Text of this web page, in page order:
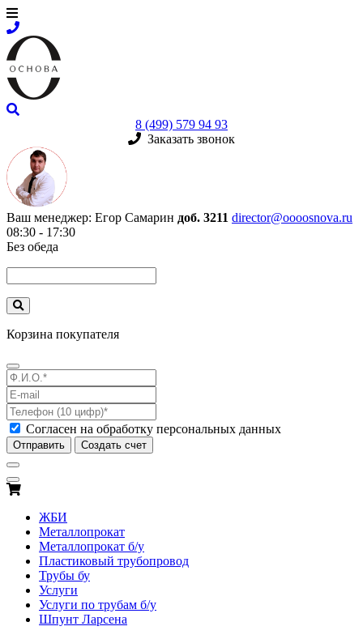
8 (499) 579 94 93
Заказать звонок
Ваш менеджер: Егор Самарин доб. 3211 director@oooosnova.ru
08:30 - 17:30
Без обеда
Корзина покупателя
Согласен на обработку персональных данных
Отправить Создать счет
ЖБИ
Металлопрокат
Металлопрокат б/у
Пластиковый трубопровод
Трубы бу
Услуги
Услуги по трубам б/у
Шпунт Ларсена